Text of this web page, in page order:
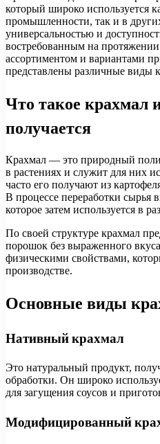
который широко используется
промышленности, так и в
универсальностью и
востребованным на
ассортиментом и вариантами
представлены различные виды
Что такое крахмал
получается
Крахмал — это природный
в растениях и служит для них
часто его получают из
В процессе переработки сырья
которое затем используется в
По своей структуре крахмал
порошок без выраженного
физическими свойствами,
производстве.
Основные виды
Нативный крахмал
Это натуральный продукт,
обработки. Он широко
для загущения соусов и
Модифицированный